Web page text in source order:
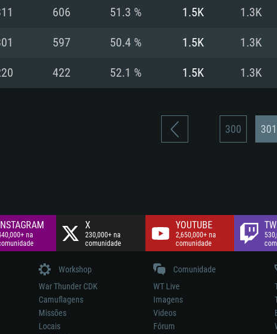
Disco: 60,2 GB
Network: Internet de banda
Disco: 60,2 GB
606 51.3 % 1.5K 1.3K
597 50.4 % 1.5K 1.3K
422 52.1 % 1.5K 1.3K
300 301
na
X
230,000+ na
comunidade
YOUTUBE
2,650,000+ na
comunidade
Workshop
War Thunder CDK
Camuflagens
Missões
Locais
Comunidade
WT Live
Imagens
Videos
Fórum